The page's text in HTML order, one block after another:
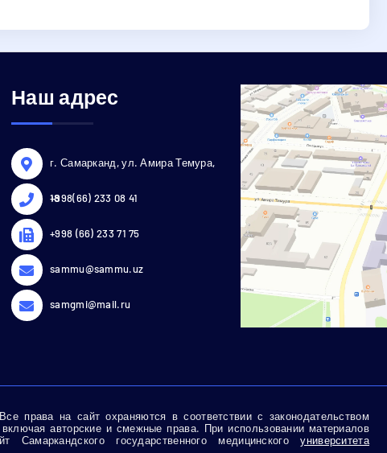
Наш адрес
г. Самарканд, ул. Амира Темура,
18
+998(66) 233 08 41
+998 (66) 233 71 75
sammu@sammu.uz
samgmi@mail.ru
права на сайт охраняются в соответствии с законодательством
включая авторские и смежные права. При использовании материалов
Самаркандского государственного медицинскогоуниверситета